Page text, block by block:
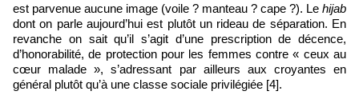
est parvenue aucune image (voile ? manteau ? cape ?). Le hijab
dont on parle aujourd’hui est plutôt un rideau de séparation. En
revanche on sait qu’il s’agit d’une prescription de décence,
d’honorabilité, de protection pour les femmes contre « ceux au
cœur malade », s’adressant par ailleurs aux croyantes en
général plutôt qu’à une classe sociale privilégiée [4].